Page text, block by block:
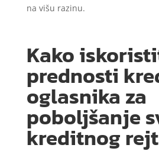
na višu razinu.
Kako
prednosti
oglasnika za
poboljšanje
kreditnog